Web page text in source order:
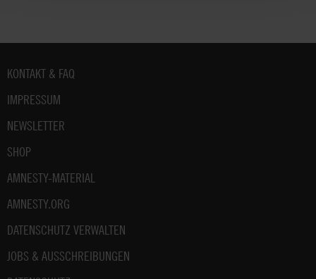
Fußbereich
KONTAKT & FAQ
IMPRESSUM
NEWSLETTER
SHOP
AMNESTY-MATERIAL
AMNESTY.ORG
DATENSCHUTZ VERWALTEN
JOBS & AUSSCHREIBUNGEN